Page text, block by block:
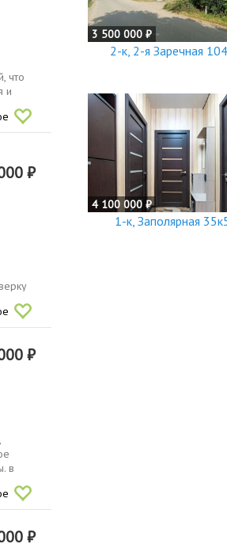
что
и
₽
₽
в
₽
3 500 000 ₽
2-к, 2-я Заречная
4 100 000 ₽
1-к, Заполярная